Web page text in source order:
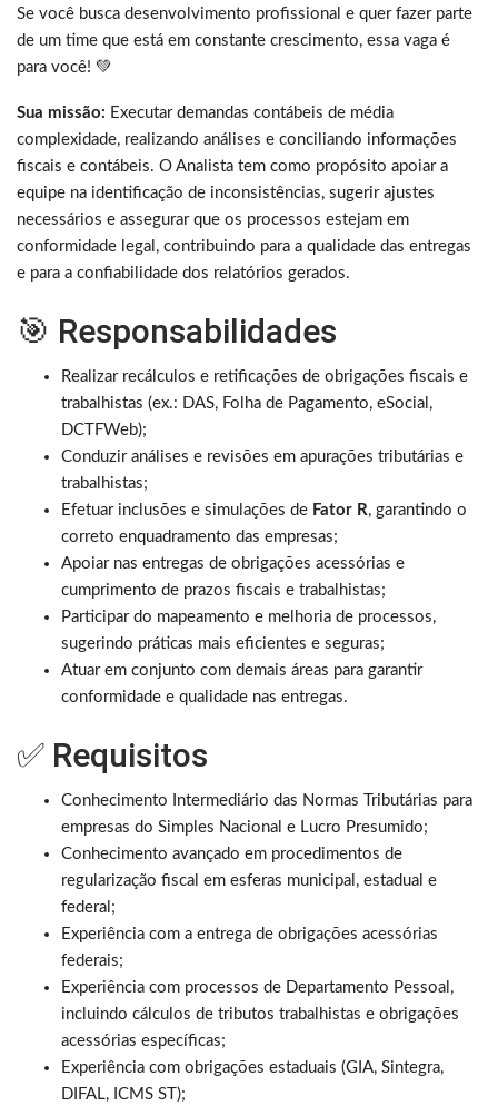
Se você busca desenvolvimento profissional e quer fazer parte
de um time que está em constante crescimento, essa vaga é
para você! 💚
Sua missão: Executar demandas contábeis de média
complexidade, realizando análises e conciliando informações
fiscais e contábeis. O Analista tem como propósito apoiar a
equipe na identificação de inconsistências, sugerir ajustes
necessários e assegurar que os processos estejam em
conformidade legal, contribuindo para a qualidade das entregas
e para a confiabilidade dos relatórios gerados.
🎯 Responsabilidades
Realizar recálculos e retificações de obrigações fiscais e
trabalhistas (ex.: DAS, Folha de Pagamento, eSocial,
DCTFWeb);
Conduzir análises e revisões em apurações tributárias e
trabalhistas;
Efetuar inclusões e simulações de Fator R, garantindo o
correto enquadramento das empresas;
Apoiar nas entregas de obrigações acessórias e
cumprimento de prazos fiscais e trabalhistas;
Participar do mapeamento e melhoria de processos,
sugerindo práticas mais eficientes e seguras;
Atuar em conjunto com demais áreas para garantir
conformidade e qualidade nas entregas.
✅ Requisitos
Conhecimento Intermediário das Normas Tributárias para
empresas do Simples Nacional e Lucro Presumido;
Conhecimento avançado em procedimentos de
regularização fiscal em esferas municipal, estadual e
federal;
Experiência com a entrega de obrigações acessórias
federais;
Experiência com processos de Departamento Pessoal,
incluindo cálculos de tributos trabalhistas e obrigações
acessórias específicas;
Experiência com obrigações estaduais (GIA, Sintegra,
DIFAL, ICMS ST);